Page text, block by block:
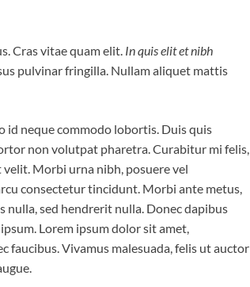
Cras vitae quam elit. In quis elit et nibh
pulvinar fringilla. Nullam aliquet mattis
neque commodo lobortis. Duis quis
non volutpat pharetra. Curabitur mi felis,
velit. Morbi urna nibh, posuere vel
consectetur tincidunt. Morbi ante metus,
sed hendrerit nulla. Donec dapibus
Lorem ipsum dolor sit amet,
faucibus. Vivamus malesuada, felis ut auctor